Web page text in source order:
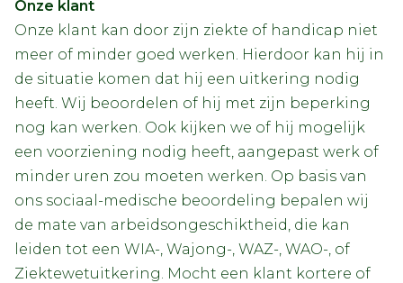
Onze klant
Onze klant kan door zijn ziekte of handicap niet
meer of minder goed werken. Hierdoor kan hij in
de situatie komen dat hij een uitkering nodig
heeft. Wij beoordelen of hij met zijn beperking
nog kan werken. Ook kijken we of hij mogelijk
een voorziening nodig heeft, aangepast werk of
minder uren zou moeten werken. Op basis van
ons sociaal-medische beoordeling bepalen wij
de mate van arbeidsongeschiktheid, die kan
leiden tot een WIA-, Wajong-, WAZ-, WAO-, of
Ziektewetuitkering. Mocht een klant kortere of